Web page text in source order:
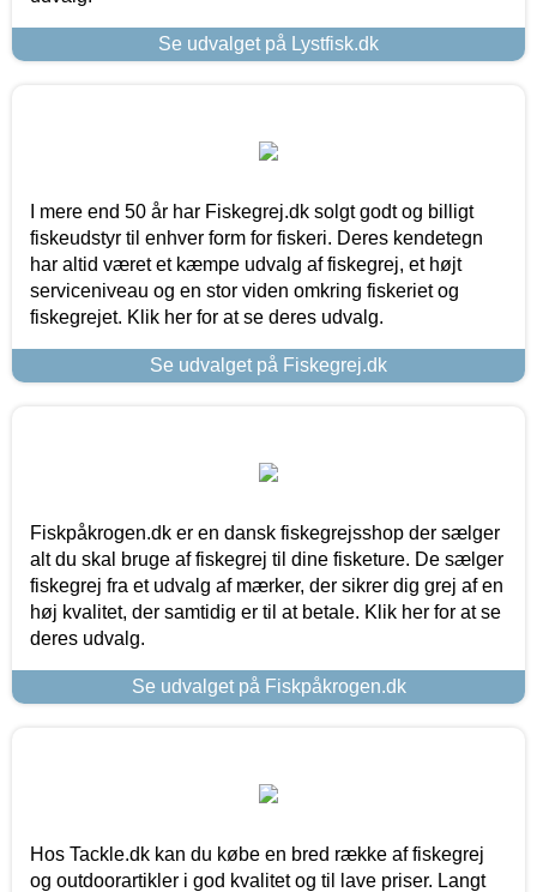
Se udvalget på Lystfisk.dk
I mere end 50 år har Fiskegrej.dk solgt godt og billigt
fiskeudstyr til enhver form for fiskeri. Deres kendetegn
har altid været et kæmpe udvalg af fiskegrej, et højt
serviceniveau og en stor viden omkring fiskeriet og
fiskegrejet. Klik her for at se deres udvalg.
Se udvalget på Fiskegrej.dk
Fiskpåkrogen.dk er en dansk fiskegrejsshop der sælger
alt du skal bruge af fiskegrej til dine fisketure. De sælger
fiskegrej fra et udvalg af mærker, der sikrer dig grej af en
høj kvalitet, der samtidig er til at betale. Klik her for at se
deres udvalg.
Se udvalget på Fiskpåkrogen.dk
Hos Tackle.dk kan du købe en bred række af fiskegrej
og outdoorartikler i god kvalitet og til lave priser. Langt